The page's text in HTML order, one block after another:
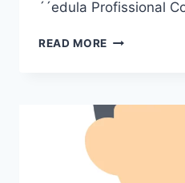
´´edula Profissional
READ MORE TERAPEUTA